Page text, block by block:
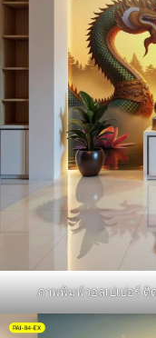
ภาพพิมพ์วอลเปเปอร์